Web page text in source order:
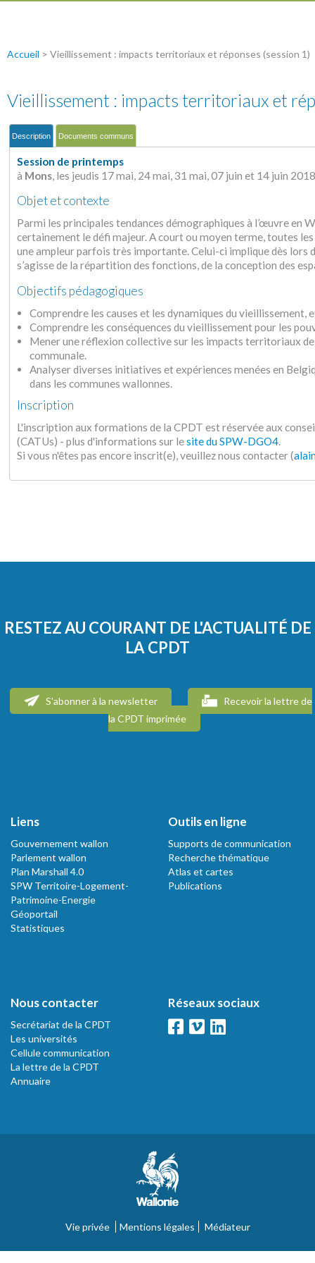
Accueil > Vieillissement : impacts territoriaux et réponses (session 1)
Vieillissement : impacts territoriaux et
Description Documents communs
Session de printemps
à Mons, les jeudis 17 mai, 24 mai, 31 mai, 07 juin et 14 juin
Objet et contexte
Parmi les principales tendances démographiques à l’œuvre en
certainement le défi majeur. A court ou moyen terme, toutes
une ampleur parfois très importante. Celui-ci implique dès
s’agisse de la répartition des fonctions, de la conception des
Objectifs pédagogiques
Comprendre les causes et les dynamiques du vieillissement,
Comprendre les conséquences du vieillissement pour les
Mener une réflexion collective sur les impacts territoriaux
communale.
Analyser diverses initiatives et expériences menées en
dans les communes wallonnes.
Inscription
L'inscription aux formations de la CPDT est réservée aux
(CATUs) - plus d'informations sur lesite du SPW-DGO4.
Si vous n'êtes pas encore inscrit(e), veuillez nous contacter (
RESTEZ AU COURANT DE L'ACTUALITÉ DE
LA CPDT
S'abonner à la newsletter
Recevoir la lettre de
la CPDT imprimée
Liens
Gouvernement wallon
Parlement wallon
Plan Marshall 4.0
SPW Territoire-Logement-
Patrimoine-Energie
Géoportail
Statistiques
Outils en ligne
Supports de communication
Recherche thématique
Atlas et cartes
Publications
Nous contacter
Secrétariat de la CPDT
Les universités
Cellule communication
La lettre de la CPDT
Annuaire
Réseaux sociaux
Vie privée Mentions légales Médiateur